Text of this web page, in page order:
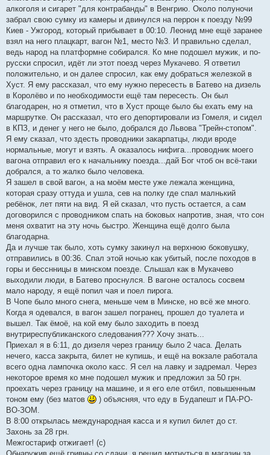
алкоголя и сигарет "для контрабанды" в Венгрию. Около полуночи
забрал свою сумку из камеры и двинулся на перрон к поезду №99
Киев - Ужгород, который прибывает в 00:10. Леонид мне ещё заранее
взял на него плацкарт, вагон №1, место №3. И правильно сделал,
ведь народ на платформне собирался. Ко мне подошел мужик, и по-
русски спросил, идёт ли этот поезд через Мукачево. Я ответил
положительно, и он далее спросил, как ему добраться железкой в
Хуст. Я ему рассказал, что ему нужно пересесть в Батево на дизель
в Королёво и по необходимости ещё там пересесть. Он был
благодарен, но я отметил, что в Хуст проще было бы ехать ему на
маршрутке. Он рассказал, что его депортировали из Гомеля, и сидел
в КПЗ, и денег у него не было, добрался до Львова "Трейн-стопом".
Я ему сказал, что здесть проводники закарпатцы, люди вроде
нормальные, могут и взять. А оказалось нифига...проводник моего
вагона отправил его к начальнику поезда...дай Бог чтоб он всё-таки
добрался, а то жалко было человека.
Я зашел в свой вагон, а на моём месте уже лежала женщина,
которая сразу оттуда и ушла, сев на полку где спал малнький
ребёнок, лет пяти на вид. Я ей сказал, что пусть остается, а сам
договорился с проводником спать на боковых напротив, зная, что сон
меня охватит на эту ночь быстро. Женщина ещё долго была
благодарна.
Да и лучше так было, хоть сумку закинул на верхнюю боковушку,
отправились в 00:36. Спал этой ночью как убитый, после походов в
горы и бесснницы в минском поезде. Слышал как в Мукачево
выходили люди, в Батево проснулся. В вагоне осталось сосвем
мало народу, я ещё попил чая и поел пирога.
В Чопе было много снега, меньше чем в Минске, но всё же много.
Когда я одевался, в вагон зашел погранец, прошел до туалета и
вышел. Так ёмоё, на кой ему было заходить в поезд
внутриреспубликанского следования??? Хочу знать...
Приехал я в 6:11, до дизеля через границу было 2 часа. Делать
нечего, касса закрыта, билет не купишь, и ещё на вокзале работала
всего одна лампочка около касс. Я сел на лавку и задремал. Через
некоторое время ко мне подошел мужик и предложил за 50 грн.
проехать через границу на машине, и я его еле отбил, повышенным
тоном ему (без матов
) объясняя, что еду в Будапешт и ПА-РО-
ВО-ЗОМ.
В 8:00 открылась международная касса и я купил билет до ст.
Захонь за 28 грн.
Межгостариф отжигает! (с)